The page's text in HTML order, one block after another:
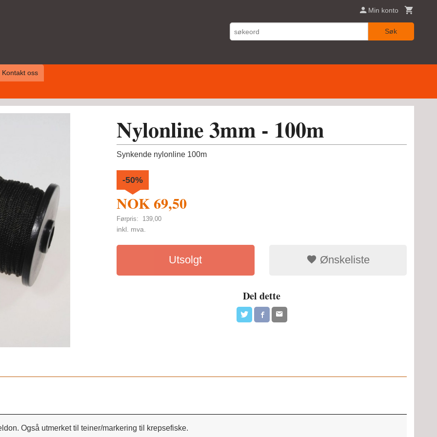
Min konto
Søk
Kontakt oss
Nylonline 3mm - 100m
Synkende nylonline 100m
NOK69,50
Førpris: 139,00
Rabatt
-50%
inkl. mva.
Utsolgt Ønskeliste
Del dette
Også utmerket til teiner/markering til krepsefiske.